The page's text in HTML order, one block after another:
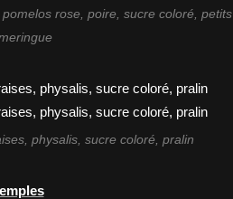
rose, poire, sucre coloré, petits
physalis, sucre coloré, pralin